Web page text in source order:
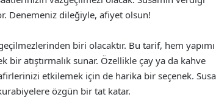
Denemeniz dileğiyle, afiyet olsun!
biri olacaktır. Bu tarif, hem yapımı
bir atıştırmalık sunar. Özellikle çay ya da kahve
etkilemek için de harika bir seçenek.
özgün bir tat katar.